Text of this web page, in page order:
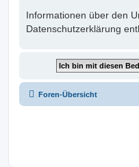
Informationen über den
Datenschutzerklärung
Foren-Übersicht